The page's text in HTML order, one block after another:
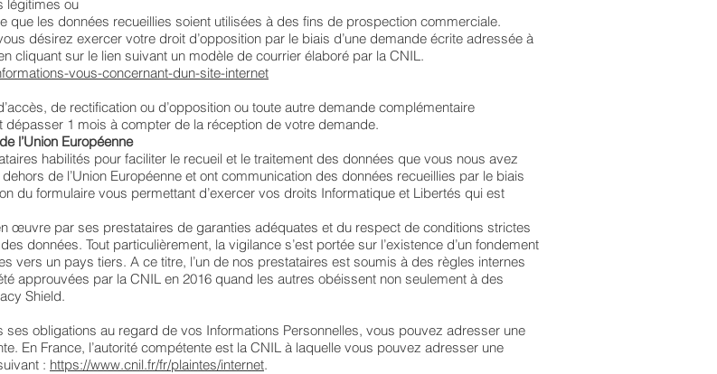
légitimes ou
que les données recueillies soient utilisées à des fins de prospection commerciale.
désirez exercer votre droit d’opposition par le biais d’une demande écrite adressée à
cliquant sur le lien suivant un modèle de courrier élaboré par la CNIL.
vous-concernant-dun-site-internet
de rectification ou d’opposition ou toute autre demande complémentaire
dépasser 1 mois à compter de la réception de votre demande.
l’Union Européenne
habilités pour faciliter le recueil et le traitement des données que vous nous avez
de l’Union Européenne et ont communication des données recueillies par le biais
du formulaire vous permettant d’exercer vos droits Informatique et Libertés qui est
œuvre par ses prestataires de garanties adéquates et du respect de conditions strictes
données. Tout particulièrement, la vigilance s’est portée sur l’existence d’un fondement
vers un pays tiers. A ce titre, l’un de nos prestataires est soumis à des règles internes
approuvées par la CNIL en 2016 quand les autres obéissent non seulement à des
Shield.
obligations au regard de vos Informations Personnelles, vous pouvez adresser une
En France, l’autorité compétente est la CNIL à laquelle vous pouvez adresser une
: https://www.cnil.fr/fr/plaintes/internet.